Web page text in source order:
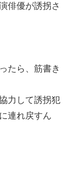
俳優が誘拐さ
たら、筋書き
力して誘拐犯
連れ戻すん